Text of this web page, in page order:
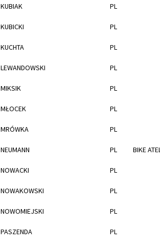
KUBIAK PL
KUBICKI PL
KUCHTA PL
LEWANDOWSKI PL
MIKSIK PL
MŁOCEK PL
MRÓWKA PL
NEUMANN PL BIKE
NOWACKI PL
NOWAKOWSKI PL
NOWOMIEJSKI PL
PASZENDA PL